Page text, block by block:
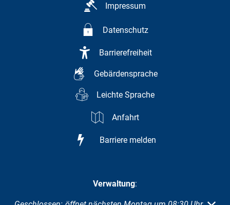
Impressum
Datenschutz
Barrierefreiheit
Gebärdensprache
Leichte Sprache
Anfahrt
Barriere melden
Verwaltung: